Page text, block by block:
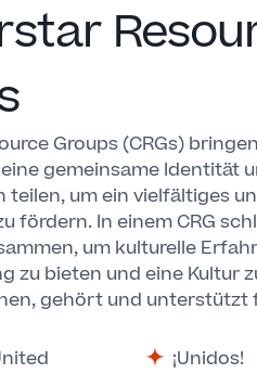
Groups (CRGs)
gemeinsame Identität
teilen, um ein vielfältiges
fördern. In einem CRG
um kulturelle
zu bieten und eine Kultur
gehört und unterstützt
¡Unidos!